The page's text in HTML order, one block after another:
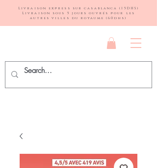
Livraison express sur casablanca (15DHS)
Livraison sous 5 jours ouvrés pour les
autres villes du royaume (60dhs)